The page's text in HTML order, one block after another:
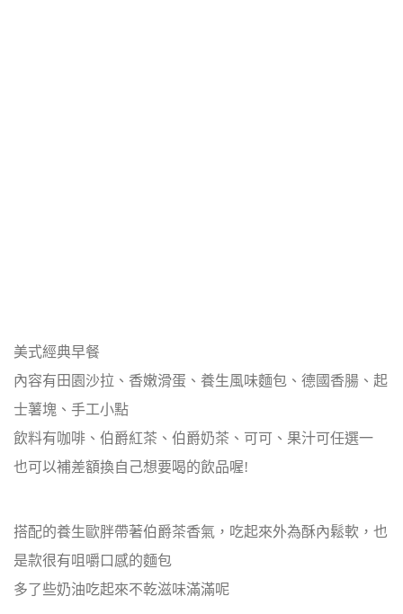
美式經典早餐
內容有田園沙拉、香嫩滑蛋、養生風味麵包、德國香腸、起
士薯塊、手工小點
飲料有咖啡、伯爵紅茶、伯爵奶茶、可可、果汁可任選一
也可以補差額換自己想要喝的飲品喔!
搭配的養生歐胖帶著伯爵茶香氣，吃起來外為酥內鬆軟，也
是款很有咀嚼口感的麵包
多了些奶油吃起來不乾滋味滿滿呢